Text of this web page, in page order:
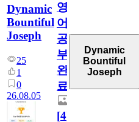
Dynamic
Bountiful
Joseph
25
1
0
26.08.05
영
어
공
부
완
료
[4]
Dynamic
Bountiful
Joseph